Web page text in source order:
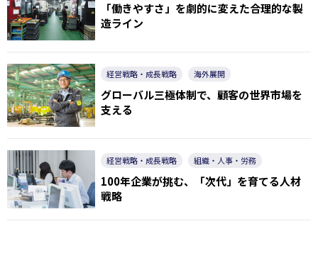
「働きやすさ」を劇的に変えた合理的な製
造ライン
経営戦略・成長戦略 海外展開
グローバル三極体制で、顧客の世界市場を
支える
経営戦略・成長戦略 組織・人事・労務
100年企業が挑む、「次代」を育てる人材
戦略